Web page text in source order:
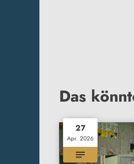
Das
27
Apr. 2026